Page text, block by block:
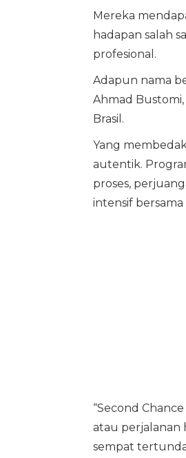
Mereka
hadapan salah
profesional.
Adapun nama
Ahmad Bustomi,
Brasil.
Yang
autentik.
proses,
intensif
“Second
atau perjalanan
sempat